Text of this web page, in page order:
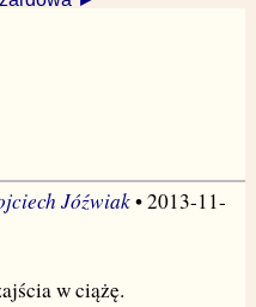
Jóźwiak• 2013-11-
w ciążę.